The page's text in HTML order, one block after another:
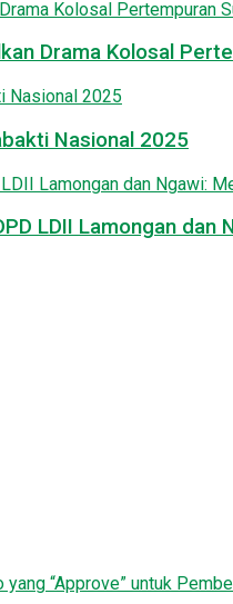
Drama Kolosal
Nasional 2025
LDII Lamongan